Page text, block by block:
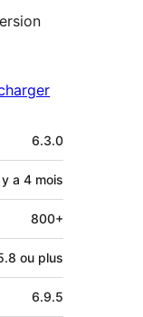
6.3.0
y a 4 mois
800+
ou plus
6.9.5